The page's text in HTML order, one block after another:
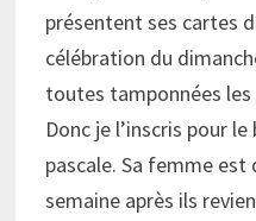
présentent ses cartes
célébration du
toutes tamponnées les
Donc je l’inscris pour
pascale. Sa femme est
semaine après ils